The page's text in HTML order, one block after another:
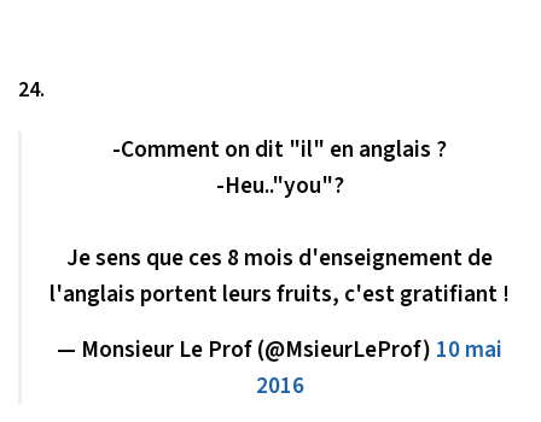
24.
-Comment on dit "il" en anglais ?
-Heu.."you"?
Je sens que ces 8 mois d'enseignement de
l'anglais portent leurs fruits, c'est gratifiant !
— Monsieur Le Prof (@MsieurLeProf) 10 mai
2016